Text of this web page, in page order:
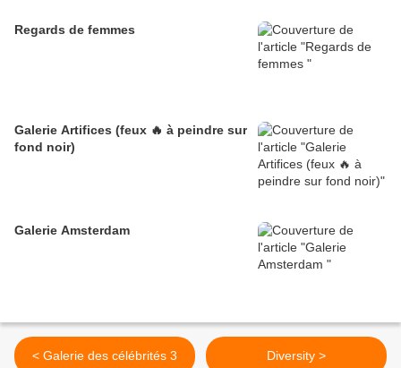
Regards de femmes
Galerie Artifices (feux 🔥 à peindre sur
fond noir)
Galerie Amsterdam
< Galerie des célébrités 3 Diversity >